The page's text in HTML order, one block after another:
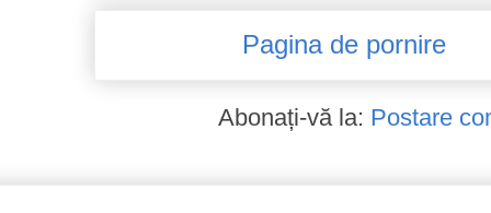
Pagina de pornire
Abonați-vă la: Postare